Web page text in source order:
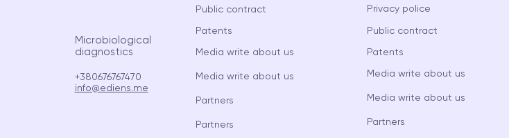
Microbiological
diagnostics
+380676767470
info@ediens.me
Public contract
Patents
Media write about us
Media write about us
Partners
Partners
Privacy police
Public contract
Patents
Media write about us
Media write about us
Partners